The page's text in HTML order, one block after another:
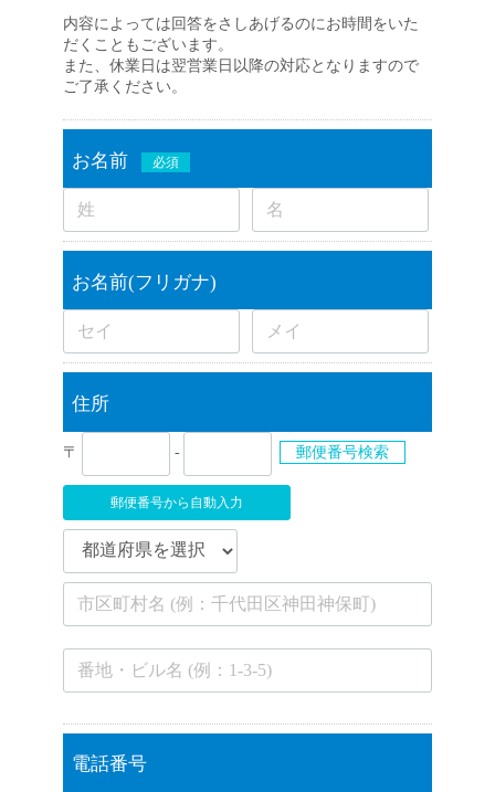
内容によっては回答をさしあげるのにお時間をいた
だくこともございます。
また、休業日は翌営業日以降の対応となりますので
ご了承ください。
お名前 必須
お名前(フリガナ)
住所
〒 - 郵便番号検索
郵便番号から自動入力
電話番号